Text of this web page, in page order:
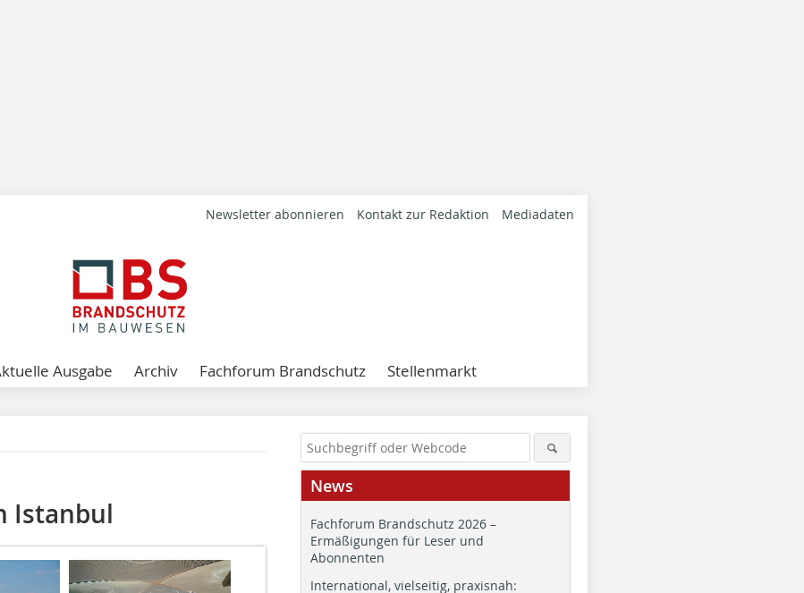
Newsletter abonnieren Kontakt zur Redaktion Mediadaten
Ausgabe Archiv Fachforum Brandschutz Stellenmarkt
Istanbul
News
Fachforum Brandschutz 2026 –
Ermäßigungen für Leser und
Abonnenten
International, vielseitig, praxisnah: